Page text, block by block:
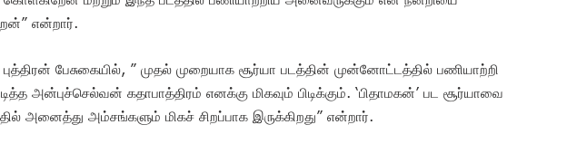
என்றார்.
பேசுகையில், ” முதல் முறையாக சூர்யா படத்தின் முன்னோட்டத்தில் பணியாற்றி
அன்புச்செல்வன் கதாபாத்திரம் எனக்கு மிகவும் பிடிக்கும். ‘பிதாமகன்’ பட சூர்யாவை
அனைத்து அம்சங்களும் மிகச் சிறப்பாக இருக்கிறது” என்றார்.